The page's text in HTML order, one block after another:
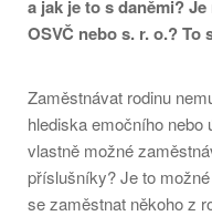
a jak je to s daněmi?
OSVČ nebo s. r. o.?
Zaměstnávat rodinu
hlediska emočního
vlastně možné
příslušníky? Je to
se zaměstnat někoho z